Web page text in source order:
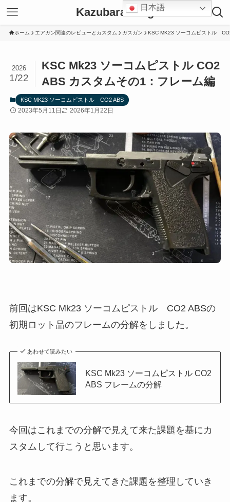
Kazubara Blog
ホーム エアガン関連のレビューとカスタム ガスガン KSC MK23 ソーコムピストル
KSC Mk23 ソーコムピストル CO2
ABS カスタムその1：フレーム編
2026
1/22
KSC MK23 ソーコムピストル CO2 ABS
2023年5月11日 2026年1月22日
前回はKSC Mk23 ソーコムピストル CO2 ABSの
初期ロット品のフレームの分解をしました。
あわせて読みたい
KSC Mk23 ソーコムピストル CO2
ABS フレームの分解
今回はこれまでの分解で見えて来た課題を基にカ
スタムして行こうと思います。
これまでの分解で見えてきた課題を整理していき
ます。
日本語